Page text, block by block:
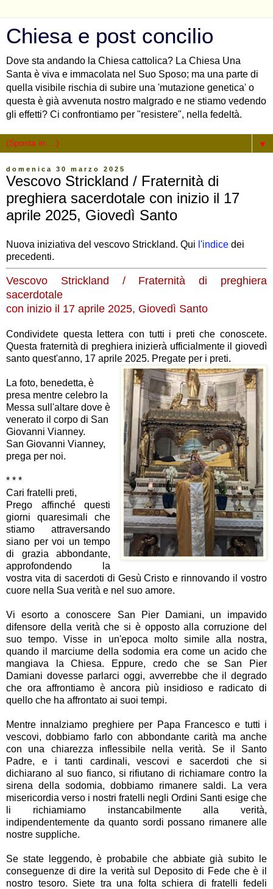
Chiesa e post concilio
Dove sta andando la Chiesa cattolica? La Chiesa Una
Santa è viva e immacolata nel Suo Sposo; ma una parte di
quella visibile rischia di subire una 'mutazione genetica' o
questa è già avvenuta nostro malgrado e ne stiamo vedendo
gli effetti? Ci confrontiamo per "resistere", nella fedeltà.
▼
domenica 30 marzo 2025
Vescovo Strickland / Fraternità di
preghiera sacerdotale con inizio il 17
aprile 2025, Giovedì Santo
Nuova iniziativa del vescovo Strickland. Qui l'indice dei
precedenti.
Vescovo Strickland / Fraternità di preghiera
sacerdotale
con inizio il 17 aprile 2025, Giovedì Santo
Condividete questa lettera con tutti i preti che conoscete.
Questa fraternità di preghiera inizierà ufficialmente il giovedì
santo quest'anno, 17 aprile 2025. Pregate per i preti.
La foto, benedetta, è
presa mentre celebro la
Messa sull'altare dove è
venerato il corpo di San
Giovanni Vianney.
San Giovanni Vianney,
prega per noi.
* * *
Cari fratelli preti,
Prego affinché questi
giorni quaresimali che
stiamo attraversando
siano per voi un tempo
di grazia abbondante,
approfondendo la
vostra vita di sacerdoti di Gesù Cristo e rinnovando il vostro
cuore nella Sua verità e nel suo amore.
Vi esorto a conoscere San Pier Damiani, un impavido
difensore della verità che si è opposto alla corruzione del
suo tempo. Visse in un'epoca molto simile alla nostra,
quando il marciume della sodomia era come un acido che
mangiava la Chiesa. Eppure, credo che se San Pier
Damiani dovesse parlarci oggi, avverrebbe che il degrado
che ora affrontiamo è ancora più insidioso e radicato di
quello che ha affrontato ai suoi tempi.
Mentre innalziamo preghiere per Papa Francesco e tutti i
vescovi, dobbiamo farlo con abbondante carità ma anche
con una chiarezza inflessibile nella verità. Se il Santo
Padre, e i tanti cardinali, vescovi e sacerdoti che si
dichiarano al suo fianco, si rifiutano di richiamare contro la
sirena della sodomia, dobbiamo rimanere saldi. La vera
misericordia verso i nostri fratelli negli Ordini Santi esige che
li richiamiamo instancabilmente alla verità,
indipendentemente da quanto sordi possano rimanere alle
nostre suppliche.
Se state leggendo, è probabile che abbiate già subito le
conseguenze di dire la verità sul Deposito di Fede che è il
nostro tesoro. Siete tra una folta schiera di fratelli fedeli